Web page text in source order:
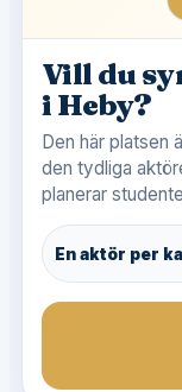
Vill du
i Heby?
Den här platsen
den tydliga
planerar
En aktör per